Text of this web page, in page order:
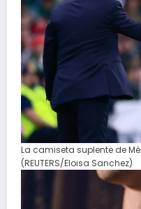
La camiseta suplente de
(REUTERS/Eloisa Sanchez)